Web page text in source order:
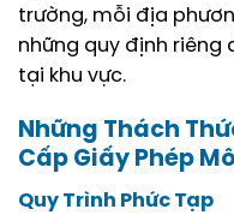
trường, mỗi địa
những quy định riêng
tại khu vực.
Những Thách
Cấp Giấy Phép
Quy Trình Phức Tạp